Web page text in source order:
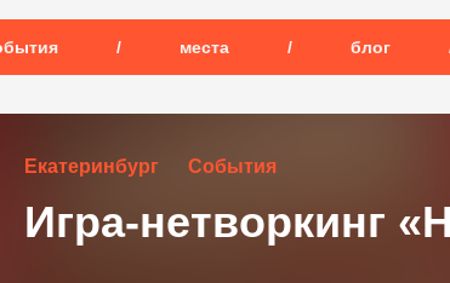
/ места / блог
Екатеринбург События
Игра-нетворкинг